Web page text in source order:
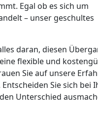
Egal ob es sich um
– unser geschultes
daran, diesen
flexible und
Sie auf unsere
Sie sich bei
Unterschied